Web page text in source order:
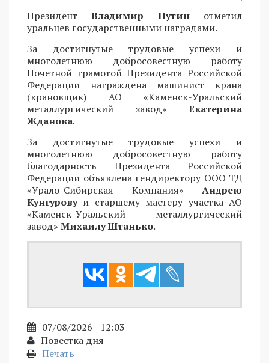
ПрезидентВладимир Путин отметил
уральцев государственными наградами.
За достигнутые трудовые успехи и
многолетнюю добросовестную работу
Почетной грамотой Президента Российской
Федерации награждена машинист крана
(крановщик) АО «Каменск-Уральский
металлургический завод» Екатерина
Жданова.
За достигнутые трудовые успехи и
многолетнюю добросовестную работу
благодарность Президента Российской
Федерации объявлена гендиректору ООО ТД
«Урало-Сибирская Компания» Андрею
Кунгуровуи старшему мастеру участка АО
«Каменск-Уральский металлургический
завод» Михаилу Штанько.
07/08/2026 - 12:03
Повестка дня
Печать